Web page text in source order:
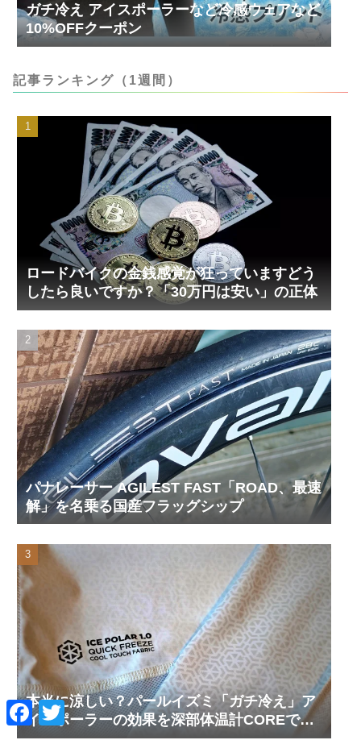
ガチ冷え アイスポーラーなど冷感ウェアなど
10%OFFクーポン
記事ランキング（1週間）
ロードバイクの金銭感覚が狂っていますどう
したら良いですか？「30万円は安い」の正体
パナレーサー AGILEST FAST「ROAD、最速
解」を名乗る国産フラッグシップ
本当に涼しい？パールイズミ「ガチ冷え」ア
イスポーラーの効果を深部体温計COREで測
F
a
c
T
w